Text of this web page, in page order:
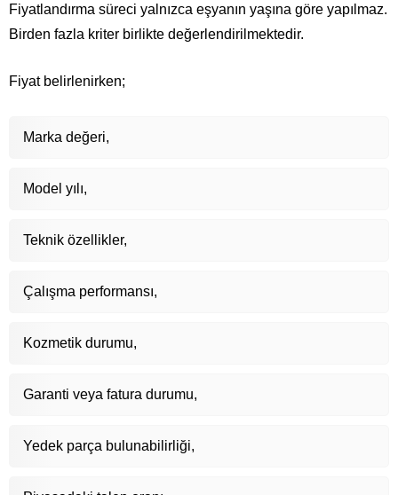
Fiyatlandırma süreci yalnızca eşyanın yaşına göre yapılmaz.
Birden fazla kriter birlikte değerlendirilmektedir.
Fiyat belirlenirken;
Marka değeri,
Model yılı,
Teknik özellikler,
Çalışma performansı,
Kozmetik durumu,
Garanti veya fatura durumu,
Yedek parça bulunabilirliği,